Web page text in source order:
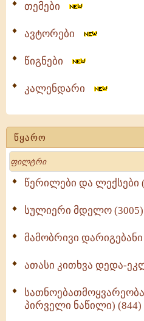
თემები
ავტორები
წიგნები
კალენდარი
წყარო
Search
წერილები და ლექსები
სულიერი მდელო (3005)
მამობრივი დარიგებანი
ათასი კითხვა დედა-
პირველი ნაწილი) (844)